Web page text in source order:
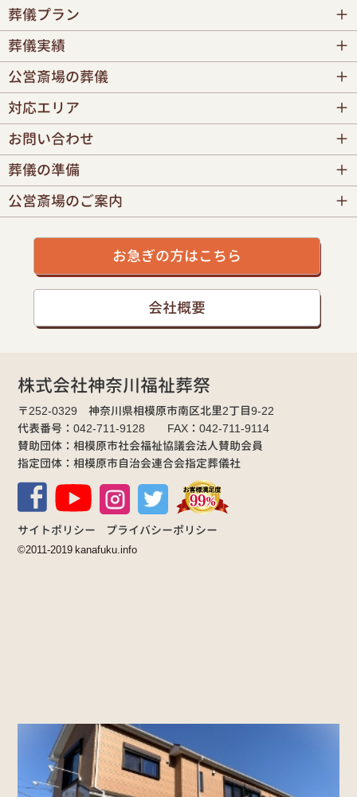
葬儀プラン
葬儀実績
公営斎場の葬儀
対応エリア
お問い合わせ
葬儀の準備
公営斎場のご案内
お急ぎの方はこちら
会社概要
株式会社神奈川福祉葬祭
〒252-0329 神奈川県相模原市南区北里2丁目9-22
代表番号：042-711-9128 FAX：042-711-9114
賛助団体：相模原市社会福祉協議会法人賛助会員
指定団体：相模原市自治会連合会指定葬儀社
サイトポリシー プライバシーポリシー
©2011-2019 kanafuku.info